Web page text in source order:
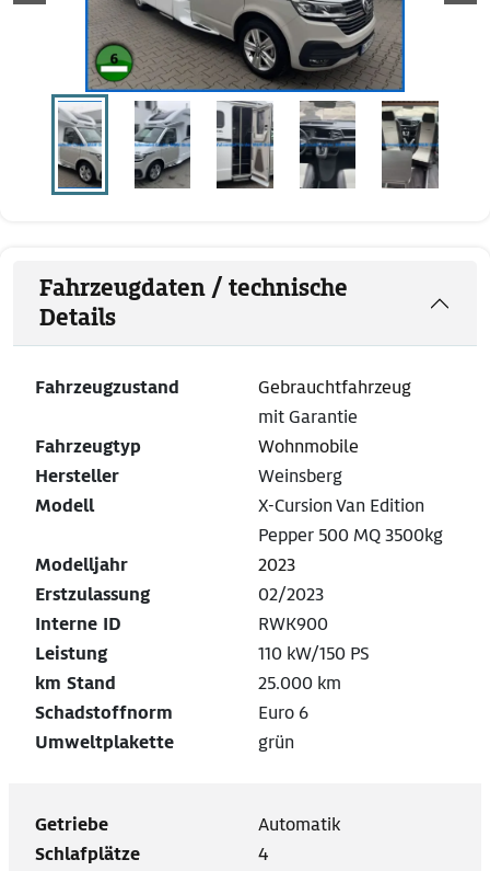
Fahrzeugdaten / technische
Details
Fahrzeugzustand
Gebrauchtfahrzeug
mit Garantie
Fahrzeugtyp
Wohnmobile
Hersteller
Weinsberg
Modell
X-Cursion Van Edition
Pepper 500 MQ 3500kg
Modelljahr
2023
Erstzulassung
02/2023
Interne ID
RWK900
Leistung
110 kW/150 PS
km Stand
25.000 km
Schadstoffnorm
Euro 6
Umweltplakette
grün
Getriebe
Automatik
Schlafplätze
4